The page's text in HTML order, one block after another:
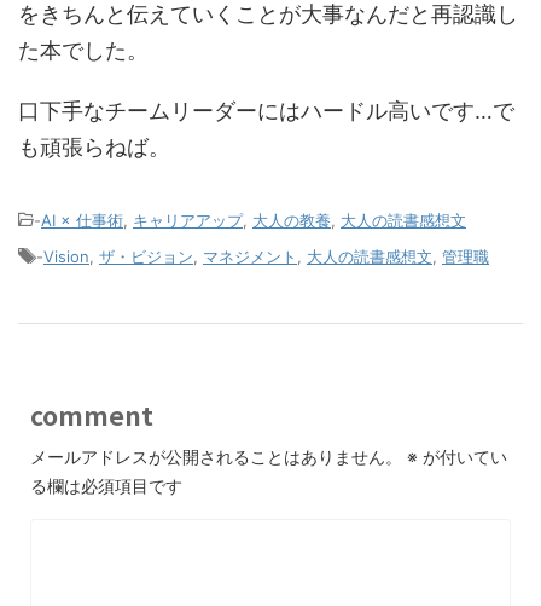
をきちんと伝えていくことが大事なんだと再認識し
た本でした。
口下手なチームリーダーにはハードル高いです…で
も頑張らねば。
-AI × 仕事術 キャリアアップ, 大人の教養
大人の読書感想文
-Vision ザ・ビジョン マネジメント 大人の読書感想文 管理職
comment
メールアドレスが公開されることはありません。 ※ が付いてい
る欄は必須項目です